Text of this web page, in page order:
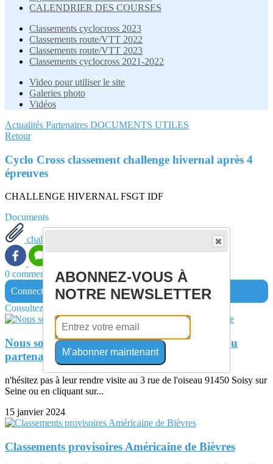
CALENDRIER DES COURSES
Classements cyclocross 2023
Classements route/VTT 2022
Classements route/VTT 2023
Classements cyclocross 2021-2022
Video pour utiliser le site
Galeries photo
Vidéos
Actualités Partenaires DOCUMENTS UTILES
Retour
Cyclo Cross classement challenge hivernal après 4
épreuves
CHALLENGE HIVERNAL FSGT IDF
Documents
challenge-hivernal-2023-24---épr.-04.pdf
0 commentaire(s)
Connectez-vous pour laisser un commentaire
Consultez également
Nous souhaitons la bienvenue à notre nouveau
partenaire
n'hésitez pas à leur rendre visite au 3 rue de l'oiseau 91450 Soisy sur
Seine ou en cliquant sur...
15 janvier 2024
Classements provisoires Américaine de Bièvres
ABONNEZ-VOUS À
NOTRE NEWSLETTER
M'abonner maintenant